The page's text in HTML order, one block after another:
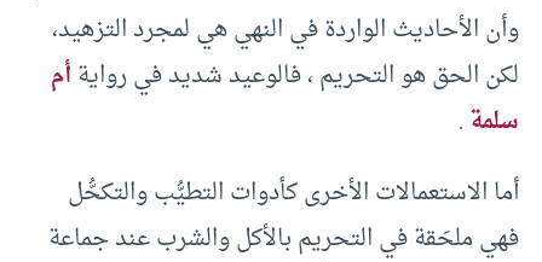
وأن الأحاديث الواردة في النهي هي لمجرد التزهيد،
لكن الحق هو التحريم ، فالوعيد شديد في روايةأم
سلمة.
أما الاستعمالات الأخرى كأدوات التطيُّب والتكحُّل
فهي ملحَقة في التحريم بالأكل والشرب عند جماعة